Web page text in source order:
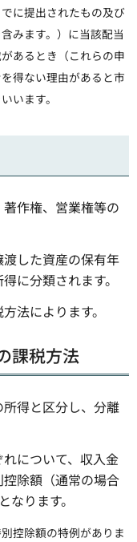
に提出されたもの及び
みます。）に当該配当
あるとき（これらの申
得ない理由があると市
います。
作権、営業権等の
した資産の保有年
に分類されます。
法によります。
課税方法
得と区分し、分離
について、収入金
除額（通常の場合
ります。
控除額の特例がありま